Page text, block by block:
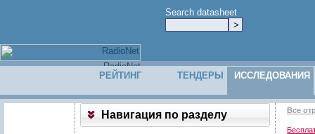
Search datasheet
РЕЙТИНГ ТЕНДЕРЫ ИССЛЕДОВАНИЯ
Навигация по разделу Все